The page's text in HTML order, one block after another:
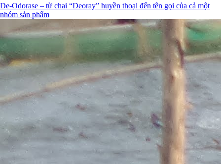
De-Odorase – từ chai “Deoray” huyền thoại đến tên gọi của cả một
nhóm sản phẩm